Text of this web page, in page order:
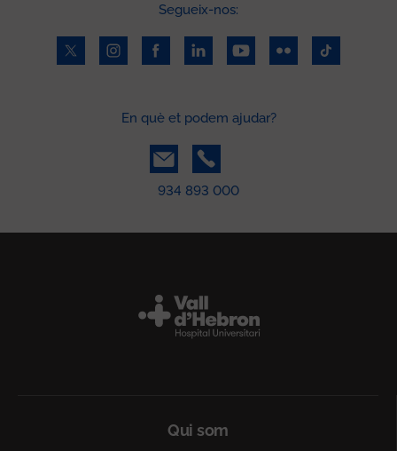
Segueix-nos:
En què et podem ajudar?
934 893 000
Qui som